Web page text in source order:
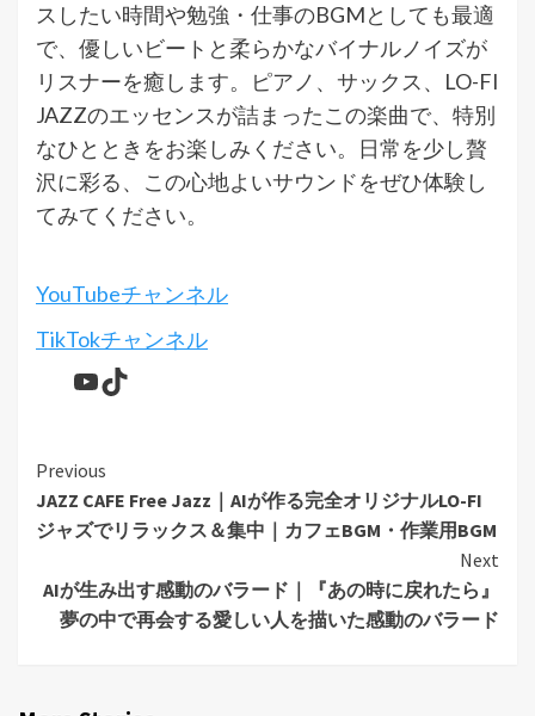
スしたい時間や勉強・仕事のBGMとしても最適
で、優しいビートと柔らかなバイナルノイズが
リスナーを癒します。ピアノ、サックス、LO-FI
JAZZのエッセンスが詰まったこの楽曲で、特別
なひとときをお楽しみください。日常を少し贅
沢に彩る、この心地よいサウンドをぜひ体験し
てみてください。
YouTubeチャンネル
TikTokチャンネル
YouTube
TikTok
Continue
Reading
Previous
JAZZ CAFE Free Jazz｜AIが作る完全オリジナルLO-FI
ジャズでリラックス＆集中｜カフェBGM・作業用BGM
Next
AIが生み出す感動のバラード｜『あの時に戻れたら』
夢の中で再会する愛しい人を描いた感動のバラード